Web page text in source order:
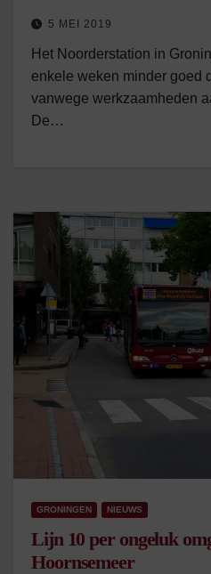
5 MEI 2019
Het Noorderstation in
enkele weken minder goed
vanwege werkzaamheden
De…
GRONINGEN NIEUWS
Lijn 10 per ongeluk
Hoornsemeer